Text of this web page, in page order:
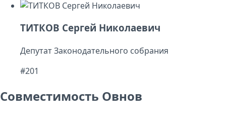
ТИТКОВ Сергей Николаевич
Депутат Законодательного собрания
#201
Совместимость Овнов